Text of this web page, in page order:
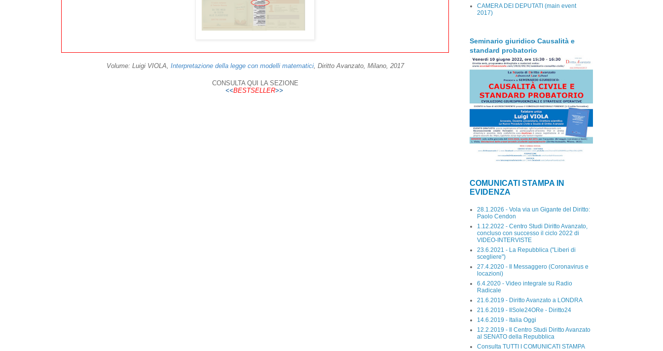
Volume: Luigi VIOLA, Interpretazione della legge con modelli matematici, Diritto Avanzato, Milano, 2017
CONSULTA QUI LA SEZIONE
<<BESTSELLER>>
CAMERA DEI DEPUTATI (main event
2017)
Seminario giuridico Causalità e
standard probatorio
COMUNICATI STAMPA IN
EVIDENZA
28.1.2026 - Vola via un Gigante del Diritto:
Paolo Cendon
1.12.2022 - Centro Studi Diritto Avanzato,
concluso con successo il ciclo 2022 di
VIDEO-INTERVISTE
23.6.2021 - La Repubblica ("Liberi di
scegliere")
27.4.2020 - Il Messaggero (Coronavirus e
locazioni)
6.4.2020 - Video integrale su Radio
Radicale
21.6.2019 - Diritto Avanzato a LONDRA
21.6.2019 - IlSole24ORe - Diritto24
14.6.2019 - Italia Oggi
12.2.2019 - Il Centro Studi Diritto Avanzato
al SENATO della Repubblica
Consulta TUTTI I COMUNICATI STAMPA